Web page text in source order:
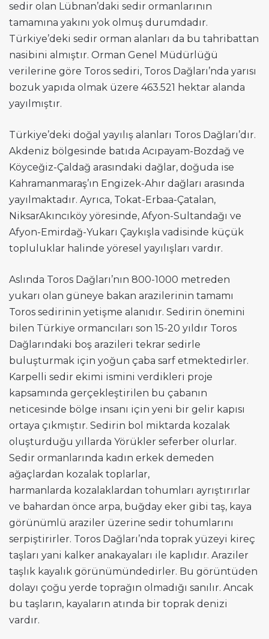
sedir olan Lübnan’daki sedir ormanlarının
tamamına yakını yok olmuş durumdadır.
Türkiye’deki sedir orman alanları da bu tahribattan
nasibini almıştır. Orman Genel Müdürlüğü
verilerine göre Toros sediri, Toros Dağları’nda yarısı
bozuk yapıda olmak üzere 463.521 hektar alanda
yayılmıştır.
Türkiye’deki doğal yayılış alanları Toros Dağları’dır.
Akdeniz bölgesinde batıda Acıpayam-Bozdağ ve
Köyceğiz-Çaldağ arasındaki dağlar, doğuda ise
Kahramanmaraş’ın Engizek-Ahır dağları arasında
yayılmaktadır. Ayrıca, Tokat-Erbaa-Çatalan,
NiksarAkıncıköy yöresinde, Afyon-Sultandağı ve
Afyon-Emirdağ-Yukarı Çaykışla vadisinde küçük
topluluklar halinde yöresel yayılışları vardır.
Aslında Toros Dağları’nın 800-1000 metreden
yukarı olan güneye bakan arazilerinin tamamı
Toros sedirinin yetişme alanıdır. Sedirin önemini
bilen Türkiye ormancıları son 15-20 yıldır Toros
Dağlarındaki boş arazileri tekrar sedirle
buluşturmak için yoğun çaba sarf etmektedirler.
Karpelli sedir ekimi ismini verdikleri proje
kapsamında gerçekleştirilen bu çabanın
neticesinde bölge insanı için yeni bir gelir kapısı
ortaya çıkmıştır. Sedirin bol miktarda kozalak
oluşturduğu yıllarda Yörükler seferber olurlar.
Sedir ormanlarında kadın erkek demeden
ağaçlardan kozalak toplarlar,
harmanlarda kozalaklardan tohumları ayrıştırırlar
ve bahardan önce arpa, buğday eker gibi taş, kaya
görünümlü araziler üzerine sedir tohumlarını
serpiştirirler. Toros Dağları’nda toprak yüzeyi kireç
taşları yani kalker anakayaları ile kaplıdır. Araziler
taşlık kayalık görünümündedirler. Bu görüntüden
dolayı çoğu yerde toprağın olmadığı sanılır. Ancak
bu taşların, kayaların atında bir toprak denizi
vardır.